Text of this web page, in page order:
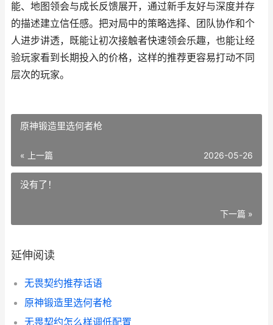
能、地图领会与成长反馈展开，通过新手友好与深度并存
的描述建立信任感。把对局中的策略选择、团队协作和个
人进步讲透，既能让初次接触者快速领会乐趣，也能让经
验玩家看到长期投入的价格，这样的推荐更容易打动不同
层次的玩家。
原神锻造里选何者枪
« 上一篇 2026-05-26
没有了！
下一篇 »
延伸阅读
无畏契约推荐话语
原神锻造里选何者枪
无畏契约怎么样调低配置